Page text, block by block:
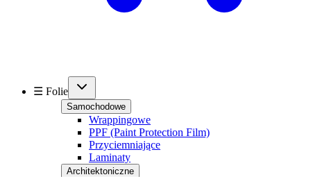
☰ Folie
Samochodowe
Wrappingowe
PPF (Paint Protection Film)
Przyciemniające
Laminaty
Architektoniczne